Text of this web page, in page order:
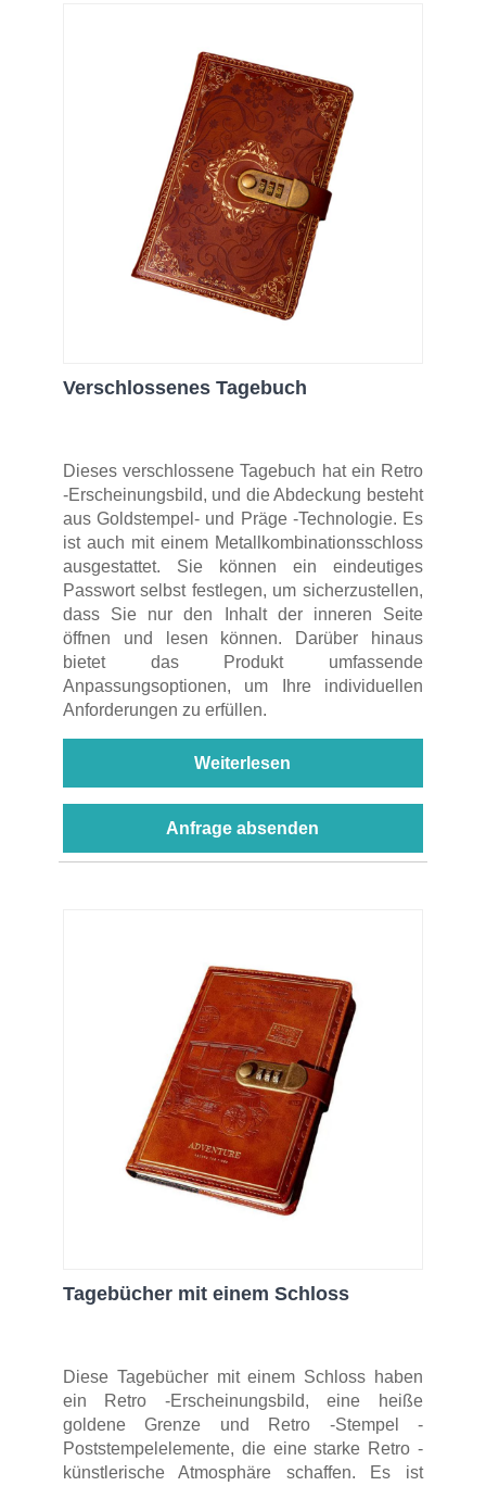
Verschlossenes Tagebuch
Dieses verschlossene Tagebuch hat ein Retro
-Erscheinungsbild, und die Abdeckung besteht
aus Goldstempel- und Präge -Technologie. Es
ist auch mit einem Metallkombinationsschloss
ausgestattet. Sie können ein eindeutiges
Passwort selbst festlegen, um sicherzustellen,
dass Sie nur den Inhalt der inneren Seite
öffnen und lesen können. Darüber hinaus
bietet das Produkt umfassende
Anpassungsoptionen, um Ihre individuellen
Anforderungen zu erfüllen.
Weiterlesen
Anfrage absenden
Tagebücher mit einem Schloss
Diese Tagebücher mit einem Schloss haben
ein Retro -Erscheinungsbild, eine heiße
goldene Grenze und Retro -Stempel -
Poststempelelemente, die eine starke Retro -
künstlerische Atmosphäre schaffen. Es ist